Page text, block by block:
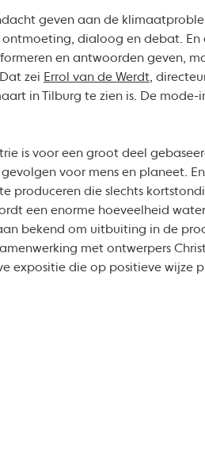
geven aan de
dialoog en debat.
en antwoorden geven,
zei Errol van de Werdt,
in Tilburg te zien is. De mode-
is voor een groot deel
voor mens en planeet.
produceren die slechts
een enorme hoeveelheid
bekend om uitbuiting in de
met ontwerpers
expositie die op positieve wijze